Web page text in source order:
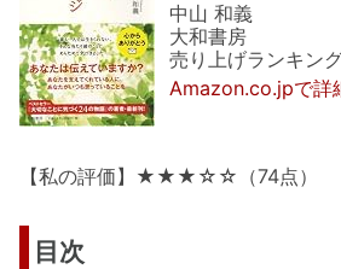
中山 和義
大和書房
売り上げランキン
Amazon.co.jpで詳
【私の評価】★★★☆☆（74点）
目次